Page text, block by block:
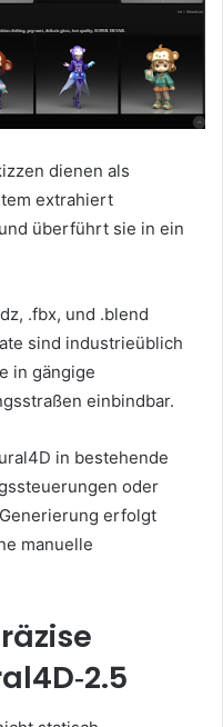
dienen als
extrahiert
überführt sie in ein
.fbx, und .blend
sind industrieüblich
in gängige
einbindbar.
in bestehende
oder
erfolgt
manuelle